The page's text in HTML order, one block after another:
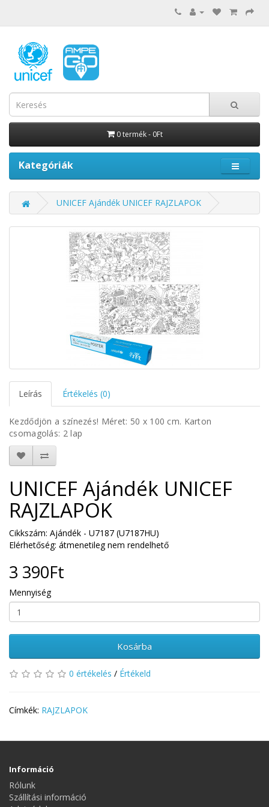
0 termék - 0Ft
Kategóriák
UNICEF Ajándék UNICEF RAJZLAPOK
Leírás Értékelés (0)
Kezdődjön a színezés! Méret: 50 x 100 cm. Karton
csomagolás: 2 lap
UNICEF Ajándék UNICEF
RAJZLAPOK
Cikkszám: Ajándék - U7187 (U7187HU)
Elérhetőség: átmenetileg nem rendelhető
3 390Ft
Mennyiség
Kosárba
0 értékelés / Értékeld
Címkék: RAJZLAPOK
Információ
Rólunk
Szállítási információ